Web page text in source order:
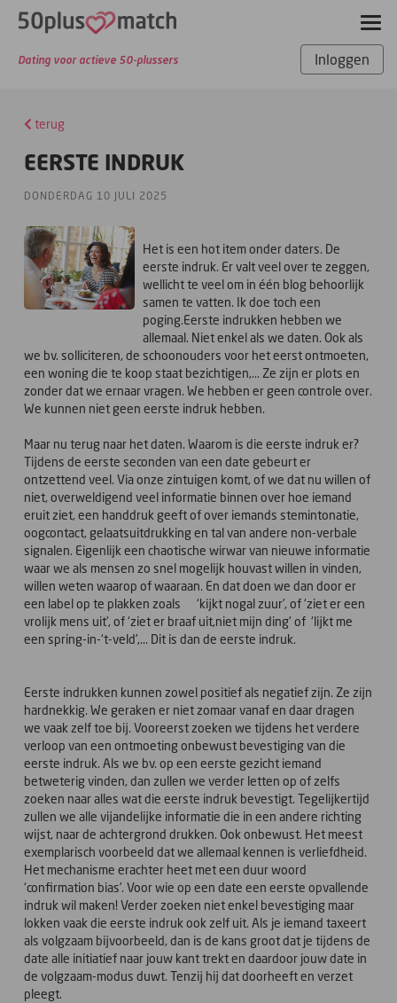
Dating voor actieve 50-plussers Inloggen
terug
EERSTE INDRUK
DONDERDAG 10 JULI 2025
Het is een hot item onder daters. De
eerste indruk. Er valt veel over te zeggen,
wellicht te veel om in één blog behoorlijk
samen te vatten. Ik doe toch een
poging.Eerste indrukken hebben we
allemaal. Niet enkel als we daten. Ook als
we bv. solliciteren, de schoonouders voor het eerst ontmoeten,
een woning die te koop staat bezichtigen,... Ze zijn er plots en
zonder dat we ernaar vragen. We hebben er geen controle over.
We kunnen niet geen eerste indruk hebben.
Maar nu terug naar het daten. Waarom is die eerste indruk er?
Tijdens de eerste seconden van een date gebeurt er
ontzettend veel. Via onze zintuigen komt, of we dat nu willen of
niet, overweldigend veel informatie binnen over hoe iemand
eruit ziet, een handdruk geeft of over iemands stemintonatie,
oogcontact, gelaatsuitdrukking en tal van andere non-verbale
signalen. Eigenlijk een chaotische wirwar van nieuwe informatie
waar we als mensen zo snel mogelijk houvast willen in vinden,
willen weten waarop of waaraan. En dat doen we dan door er
een label op te plakken zoals ‘kijkt nogal zuur’, of ‘ziet er een
vrolijk mens uit’, of ‘ziet er braaf uit,niet mijn ding’ of ‘lijkt me
een spring-in-‘t-veld’,... Dit is dan de eerste indruk.
Eerste indrukken kunnen zowel positief als negatief zijn. Ze zijn
hardnekkig. We geraken er niet zomaar vanaf en daar dragen
we vaak zelf toe bij. Vooreerst zoeken we tijdens het verdere
verloop van een ontmoeting onbewust bevestiging van die
eerste indruk. Als we bv. op een eerste gezicht iemand
betweterig vinden, dan zullen we verder letten op of zelfs
zoeken naar alles wat die eerste indruk bevestigt. Tegelijkertijd
zullen we alle vijandelijke informatie die in een andere richting
wijst, naar de achtergrond drukken. Ook onbewust. Het meest
exemplarisch voorbeeld dat we allemaal kennen is verliefdheid.
Het mechanisme erachter heet met een duur woord
‘confirmation bias’. Voor wie op een date een eerste opvallende
indruk wil maken! Verder zoeken niet enkel bevestiging maar
lokken vaak die eerste indruk ook zelf uit. Als je iemand taxeert
als volgzaam bijvoorbeeld, dan is de kans groot dat je tijdens de
date alle initiatief naar jouw kant trekt en daardoor jouw date in
de volgzaam-modus duwt. Tenzij hij dat doorheeft en verzet
pleegt.